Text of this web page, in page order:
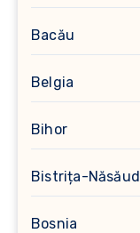
Bacău
Belgia
Bihor
Bistrița-Năsăud
Bosnia